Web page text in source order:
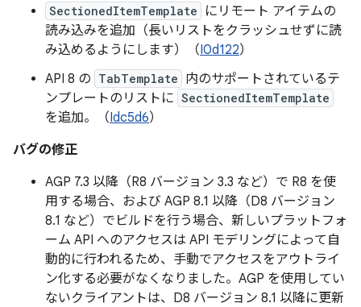
SectionedItemTemplate
にリモート アイテムの
読み込みを追加（長いリストをクラッシュせずに読
み込めるようにします）（I0d122）
API 8 の TabTemplate 内のサポートされているテ
ンプレートのリストに SectionedItemTemplate
を追加。（Idc5d6）
バグの修正
AGP 7.3 以降（R8 バージョン 3.3 など）で R8 を使
用する場合、および AGP 8.1 以降（D8 バージョン
8.1 など）でビルドを行う場合、新しいプラットフォ
ーム API へのアクセスは API モデリングによって自
動的に行われるため、手動でアクセスをアウトライ
ン化する必要がなくなりました。AGP を使用してい
ないクライアントは、D8 バージョン 8.1 以降に更新